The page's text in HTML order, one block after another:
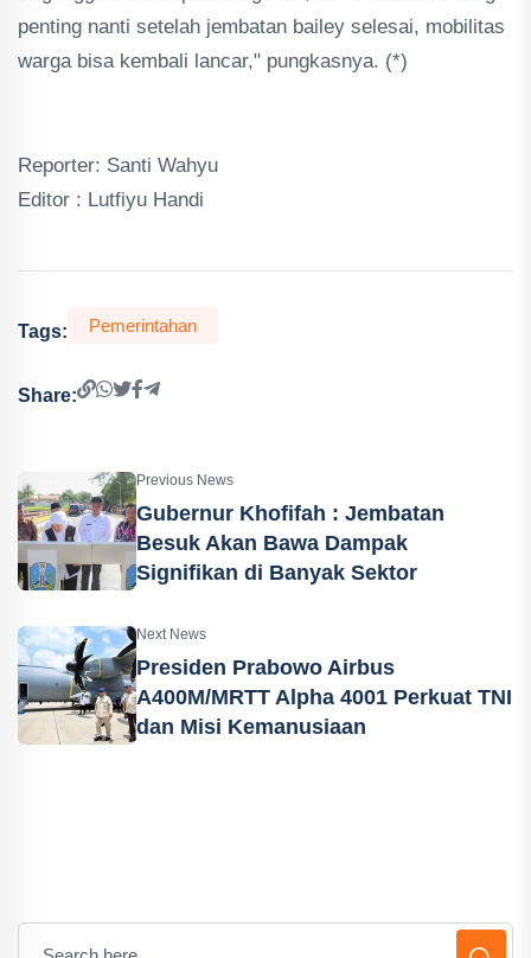
penting nanti setelah jembatan bailey selesai, mobilitas
warga bisa kembali lancar," pungkasnya. (*)
Reporter: Santi Wahyu
Editor : Lutfiyu Handi
Tags: Pemerintahan
Share:
Previous News
Gubernur Khofifah : Jembatan
Besuk Akan Bawa Dampak
Signifikan di Banyak Sektor
Next News
Presiden Prabowo Airbus
A400M/MRTT Alpha 4001 Perkuat TNI
dan Misi Kemanusiaan